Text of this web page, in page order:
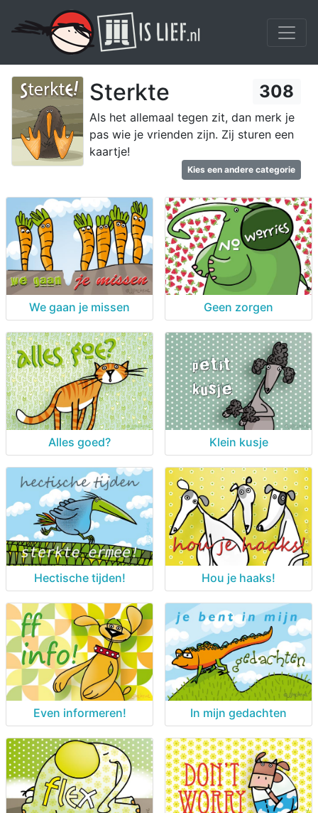
Sterkte 308
Als het allemaal tegen zit, dan merk je
pas wie je vrienden zijn. Zij sturen een
kaartje!
Kies een andere categorie
We gaan je missen Geen zorgen
Alles goed? Klein kusje
Hectische tijden! Hou je haaks!
Even informeren! In mijn gedachten